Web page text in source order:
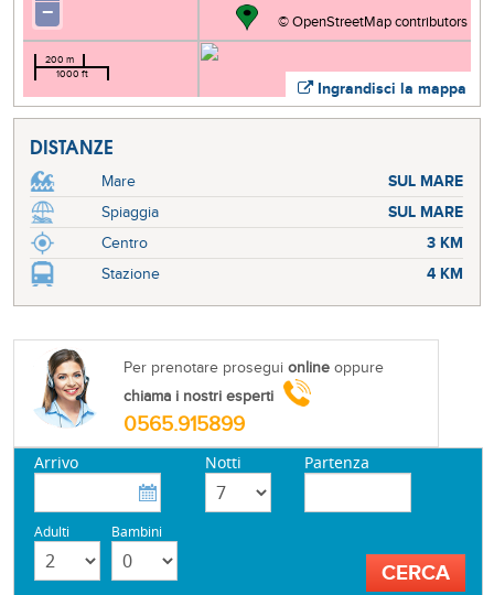
Ingrandisci la mappa
−
©OpenStreetMapcontributors
200 m
1000 ft
DISTANZE
Mare
SUL MARE
Spiaggia
SUL MARE
Centro
3 KM
Stazione
4 KM
Per prenotare proseguionline oppure
chiama i nostri esperti
0565.915899
Arrivo Notti Partenza
Adulti Bambini